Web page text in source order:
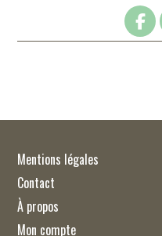
Mentions légales
Contact
À propos
Mon compte